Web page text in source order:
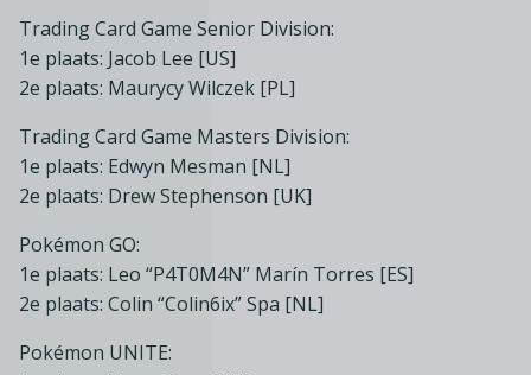
Trading Card Game Senior Division:
1e plaats: Jacob Lee [US]
2e plaats: Maurycy Wilczek [PL]
Trading Card Game Masters Division:
1e plaats: Edwyn Mesman [NL]
2e plaats: Drew Stephenson [UK]
Pokémon GO:
1e plaats: Leo “P4T0M4N” Marín Torres [ES]
2e plaats: Colin “Colin6ix” Spa [NL]
Pokémon UNITE: